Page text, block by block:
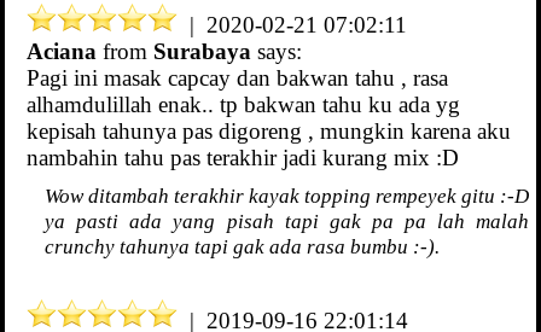
| 2020-02-21 07:02:11
Aciana from Surabaya says:
Pagi ini masak capcay dan bakwan tahu , rasa
alhamdulillah enak.. tp bakwan tahu ku ada yg
kepisah tahunya pas digoreng , mungkin karena aku
nambahin tahu pas terakhir jadi kurang mix :D
Wow ditambah terakhir kayak topping rempeyek gitu :-D
ya pasti ada yang pisah tapi gak pa pa lah malah
crunchy tahunya tapi gak ada rasa bumbu :-).
| 2019-09-16 22:01:14